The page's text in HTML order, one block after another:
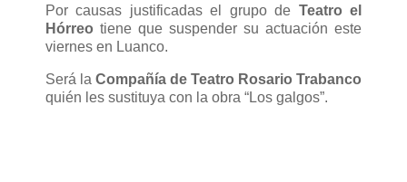
Por causas justificadas el grupo de Teatro el
Hórreo tiene que suspender su actuación este
viernes en Luanco.
Será la Compañía de Teatro Rosario Trabanco
quién les sustituya con la obra “Los galgos”.